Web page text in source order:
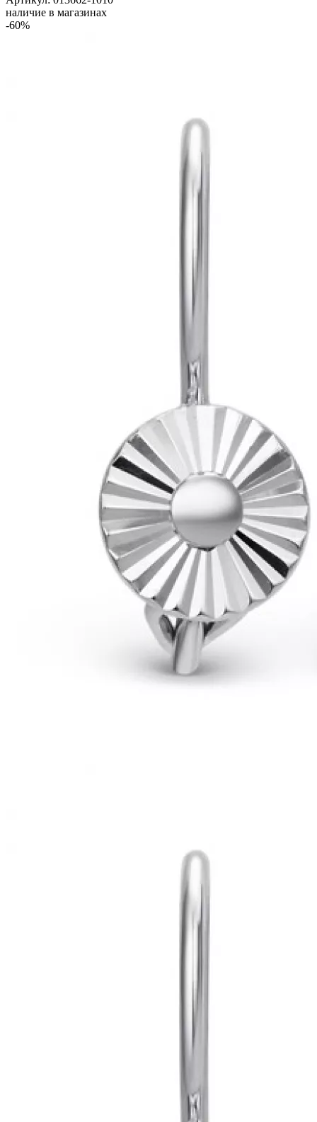
наличие в магазинах
-60%